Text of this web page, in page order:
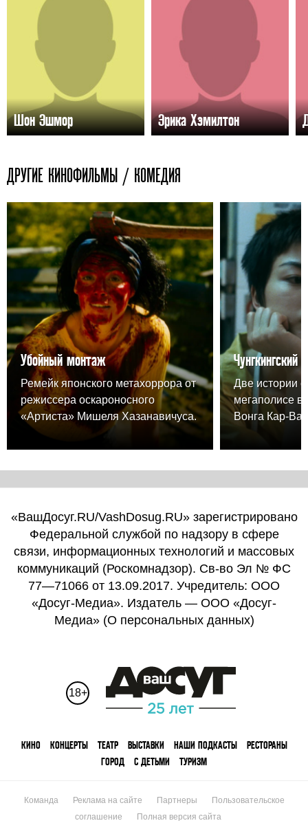
Шон Эшмор Эрика Хэмилтон
ДРУГИЕ КИНОФИЛЬМЫ / КОМЕДИЯ
Убойный монтаж
Ремейк японского метахоррора от
режиссера оскароносного
«Артиста» Мишеля Хазанавичуса.
Чунгкингский
Две истории
мегаполисе в
Вонга Кар-
«ВашДосуг.RU/VashDosug.RU» зарегистрировано
Федеральной службой по надзору в сфере
связи, информационных технологий и массовых
коммуникаций (Роскомнадзор). Св-во Эл № ФС
77—71066 от 13.09.2017. Учредитель: ООО
«Досуг-Медиа». Издатель — ООО «Досуг-
Медиа» (О персональных данных)
18+
КИНО КОНЦЕРТЫ ТЕАТР ВЫСТАВКИ НАШИ ПОДКАСТЫ
РЕСТОРАНЫ
ГОРОД
С ДЕТЬМИ ТУРИЗМ
Команда Реклама на сайте Партнеры
Пользовательское
соглашение
Полная версия сайта